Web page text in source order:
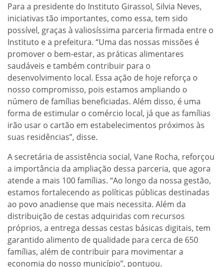
Para a presidente do Instituto Girassol, Silvia Neves,
iniciativas tão importantes, como essa, tem sido
possível, graças à valiosíssima parceria firmada entre o
Instituto e a prefeitura. “Uma das nossas missões é
promover o bem-estar, as práticas alimentares
saudáveis e também contribuir para o
desenvolvimento local. Essa ação de hoje reforça o
nosso compromisso, pois estamos ampliando o
número de famílias beneficiadas. Além disso, é uma
forma de estimular o comércio local, já que as famílias
irão usar o cartão em estabelecimentos próximos às
suas residências”, disse.
A secretária de assistência social, Vane Rocha, reforçou
a importância da ampliação dessa parceria, que agora
atende a mais 100 famílias. “Ao longo da nossa gestão,
estamos fortalecendo as políticas públicas destinadas
ao povo anadiense que mais necessita. Além da
distribuição de cestas adquiridas com recursos
próprios, a entrega dessas cestas básicas digitais, tem
garantido alimento de qualidade para cerca de 650
famílias, além de contribuir para movimentar a
economia do nosso município”, pontuou.